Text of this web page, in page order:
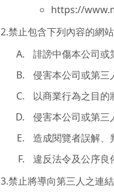
https://
2.禁止包含下列內容的網
誹謗中傷本公司或
侵害本公司或第三
以商業行為之目
侵害本公司或第三
造成閱覽者誤解、
違反法令及公序良
3.禁止將導向第三人之連